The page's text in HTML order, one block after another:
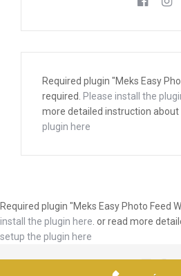
Required plugin "Meks Easy
required.
Please install the
more detailed instruction about
plugin here
Required plugin "Meks Easy Photo Feed
install the plugin here . or read more
setup the plugin here